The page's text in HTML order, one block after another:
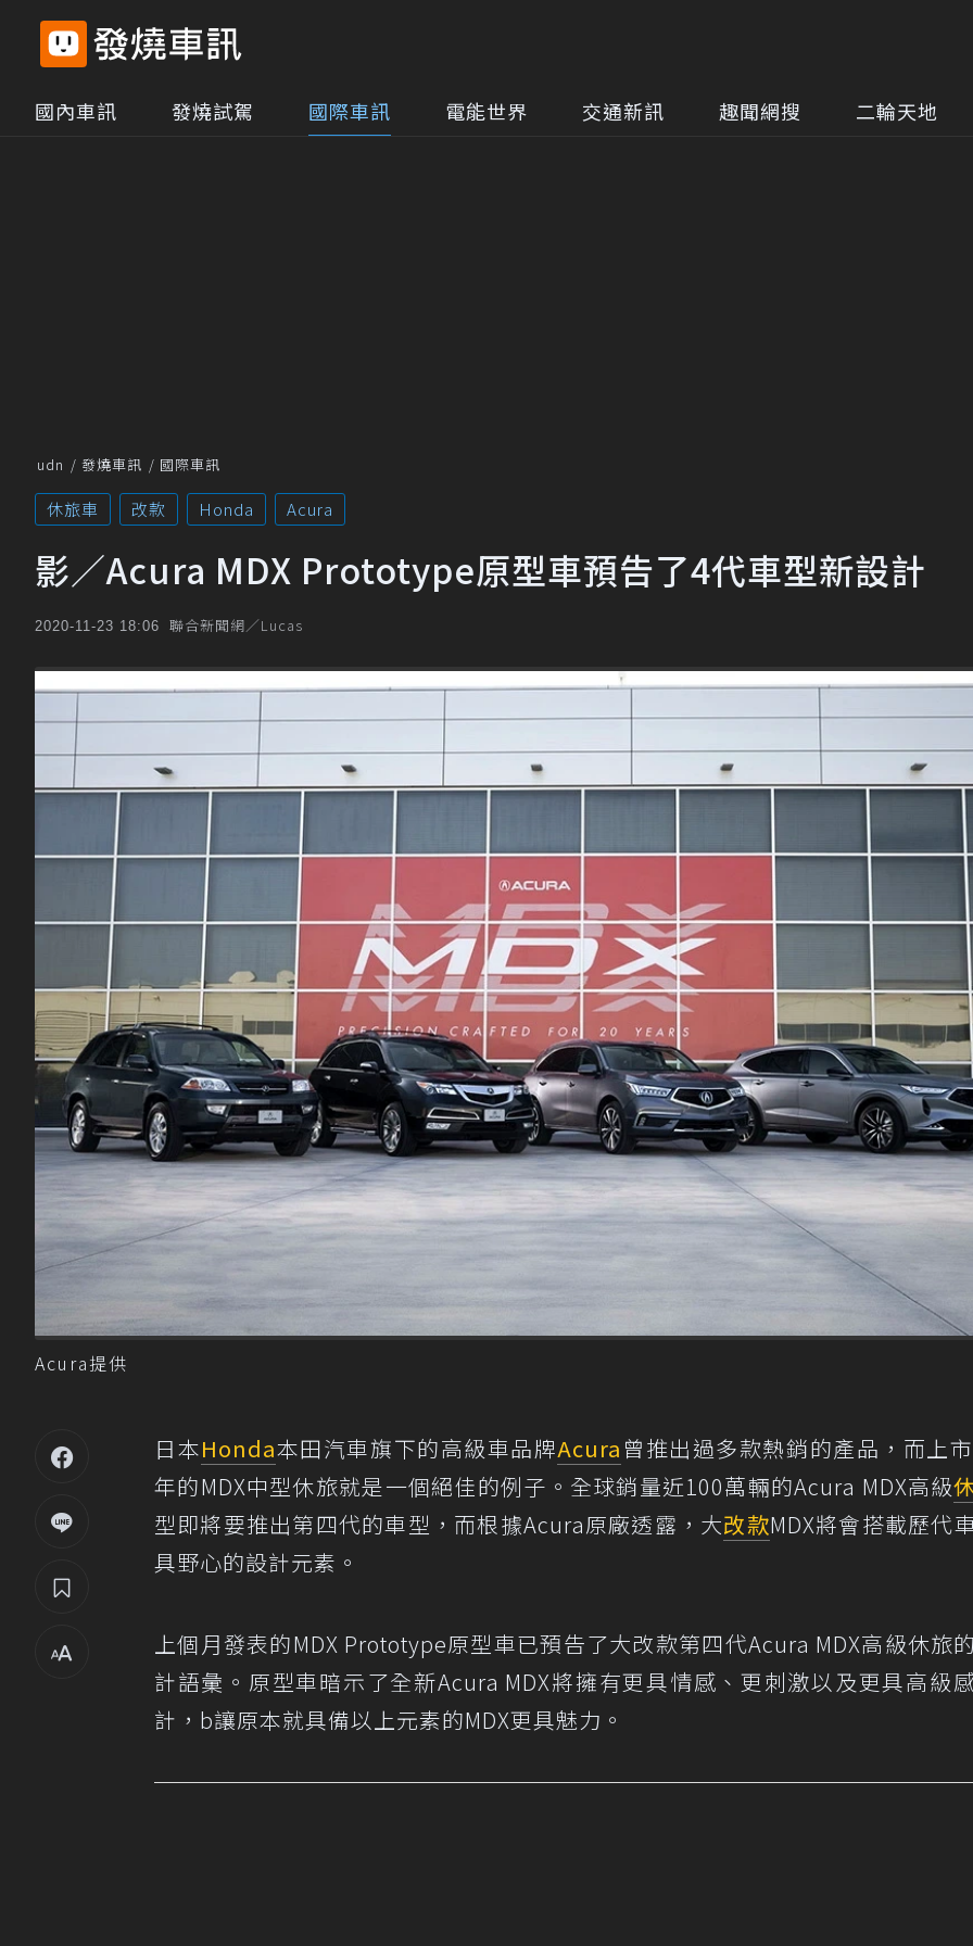
國內車訊 發燒試駕 國際車訊 電能世界 交通新訊 趣聞網搜 二輪天地
udn 發燒車訊 國際車訊
休旅車 改款 Honda Acura
影／Acura MDX Prototype原型車預告了4代車型新設計
2020-11-23 18:06 聯合新聞網／Lucas
Acura提供
日本Honda本田汽車旗下的高級車品牌Acura 曾推出過多款熱銷的產品，而上
年的MDX中型休旅就是一個絕佳的例子。全球銷量近100萬輛的Acura MDX高級
型即將要推出第四代的車型，而根據Acura原廠透露，大改款MDX將會搭載歷代
具野心的設計元素。
上個月發表的MDX Prototype原型車已預告了大改款第四代Acura MDX高級休旅
計語彙。原型車暗示了全新Acura MDX將擁有更具情感、更刺激以及更具高級
計，b讓原本就具備以上元素的MDX更具魅力。